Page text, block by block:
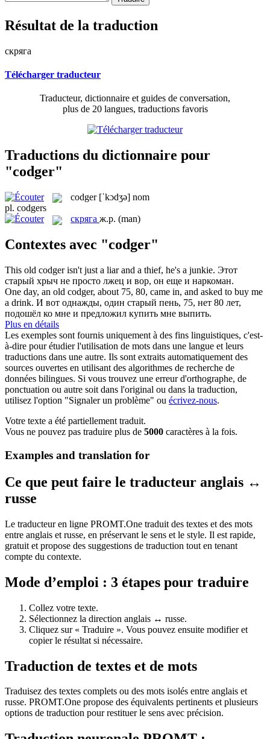
Résultat de la traduction
скряга
Télécharger traducteur
Traducteur, dictionnaire et guides de conversation,
plus de 20 langues, traductions favoris
Traductions du dictionnaire pour
"codger"
codger [ˈkɔdʒə] nom
pl. codgers
скряга ж.р. (man)
Contextes avec "codger"
This old codgerisn't just a liar and a thief, he's a junkie. Этот
старый хрыч не просто лжец и вор, он еще и наркоман.
One day, an old codger, about 75, 80, came in, and asked to buy me
a drink. И вот однажды, один старый пень, 75, нет 80 лет,
подошёл ко мне и предложил купить мне выпить.
Plus en détails
Les exemples sont fournis uniquement à des fins linguistiques, c'est-
à-dire pour étudier l'utilisation de mots dans une langue et leurs
traductions dans une autre. Ils sont extraits automatiquement des
sources ouvertes en utilisant des algorithmes de recherche de
données bilingues. Si vous trouvez une erreur d'orthographe, de
ponctuation ou autre soit dans l'original ou dans la traduction,
utilisez l'option "Signaler un problème" ou écrivez-nous.
Votre texte a été partiellement traduit.
Vous ne pouvez pas traduire plus de 5000 caractères à la fois.
Examples and translation for
Ce que peut faire le traducteur anglais ↔
russe
Le traducteur en ligne PROMT.One traduit des textes et des mots
entre anglais et russe, en préservant le sens et le style. Il est rapide,
gratuit et propose des suggestions de traduction tout en tenant
compte du contexte.
Mode d’emploi : 3 étapes pour traduire
Collez votre texte.
Sélectionnez la direction anglais ↔ russe.
Cliquez sur « Traduire ». Vous pouvez ensuite modifier et
copier le résultat si nécessaire.
Traduction de textes et de mots
Traduisez des textes complets ou des mots isolés entre anglais et
russe. PROMT.One propose des équivalents pertinents et plusieurs
options de traduction pour restituer le sens avec précision.